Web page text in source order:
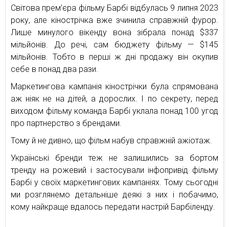
Світова прем’єра фільму Барбі відбулась 9 липня 2023
року, але кінострічка вже зчинила справжній фурор.
Лише минулого вікенду вона зібрала понад $337
мільйонів. До речі, сам бюджету фільму — $145
мільйонів. Тобто в перші ж дні продажу він окупив
себе в понад два рази.
Маркетингова кампанія кінострічки була спрямована
аж ніяк не на дітей, а дорослих. І по секрету, перед
виходом фільму команда Барбі уклала понад 100 угод
про партнерство з брендами.
Тому й не дивно, що фільм набув справжній ажіотаж.
Українські бренди теж не залишились за бортом
тренду на рожевий і застосували інфопривід фільму
Барбі у своїх маркетингових кампаніях. Тому сьогодні
ми розглянемо детальніше деякі з них і побачимо,
кому найкраще вдалось передати настрій Барбіленду.